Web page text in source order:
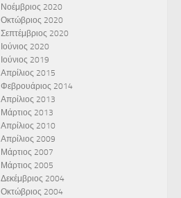
Νοέμβριος 2020
Οκτώβριος 2020
Σεπτέμβριος 2020
Ιούνιος 2020
Ιούνιος 2019
Απρίλιος 2015
Φεβρουάριος 2014
Απρίλιος 2013
Μάρτιος 2013
Απρίλιος 2010
Απρίλιος 2009
Μάρτιος 2007
Μάρτιος 2005
Δεκέμβριος 2004
Οκτώβριος 2004